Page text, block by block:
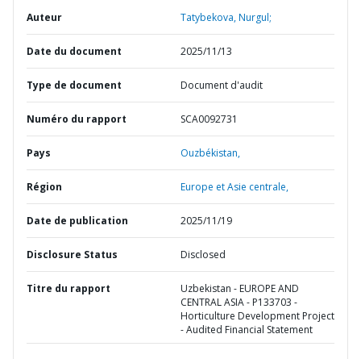
Auteur Tatybekova, Nurgul;
Date du document 2025/11/13
Type de document Document d'audit
Numéro du rapport SCA0092731
Pays Ouzbékistan,
Région Europe et Asie centrale,
Date de publication 2025/11/19
Disclosure Status Disclosed
Titre du rapport
Uzbekistan - EUROPE AND
CENTRAL ASIA - P133703 -
Horticulture Development Project
- Audited Financial Statement